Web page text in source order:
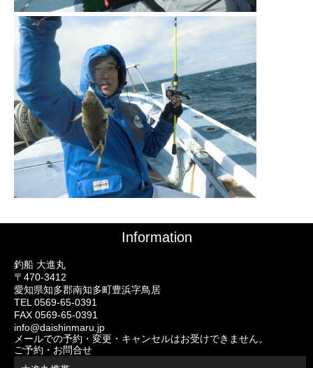
Information
釣船 大進丸
〒470-3412
愛知県知多郡南知多町豊浜字鳥居
TEL 0569-65-0391
FAX 0569-65-0391
info@daishinmaru.jp
メールでの予約・変更・キャンセルはお受けできません。
ご予約・お問合せ